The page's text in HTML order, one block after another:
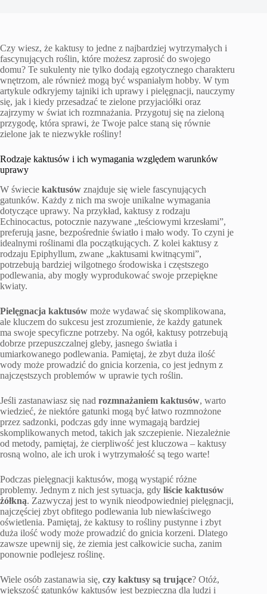
Czy wiesz, że kaktusy to jedne z najbardziej wytrzymałych i
fascynujących roślin, które możesz zaprosić do swojego
domu? Te sukulenty nie tylko dodają egzotycznego charakteru
wnętrzom, ale również mogą być wspaniałym hobby. W tym
artykule odkryjemy tajniki ich uprawy i pielęgnacji, nauczymy
się, jak i kiedy przesadzać te zielone przyjaciółki oraz
zajrzymy w świat ich rozmnażania. Przygotuj się na zieloną
przygodę, która sprawi, że Twoje palce staną się równie
zielone jak te niezwykłe rośliny!
Rodzaje kaktusów i ich wymagania względem warunków
uprawy
W świecie kaktusów znajduje się wiele fascynujących
gatunków. Każdy z nich ma swoje unikalne wymagania
dotyczące uprawy. Na przykład, kaktusy z rodzaju
Echinocactus, potocznie nazywane „teściowymi krzesłami”,
preferują jasne, bezpośrednie światło i mało wody. To czyni je
idealnymi roślinami dla początkujących. Z kolei kaktusy z
rodzaju Epiphyllum, zwane „kaktusami kwitnącymi”,
potrzebują bardziej wilgotnego środowiska i częstszego
podlewania, aby mogły wyprodukować swoje przepiękne
kwiaty.
Pielęgnacja kaktusów może wydawać się skomplikowana,
ale kluczem do sukcesu jest zrozumienie, że każdy gatunek
ma swoje specyficzne potrzeby. Na ogół, kaktusy potrzebują
dobrze przepuszczalnej gleby, jasnego światła i
umiarkowanego podlewania. Pamiętaj, że zbyt duża ilość
wody może prowadzić do gnicia korzenia, co jest jednym z
najczęstszych problemów w uprawie tych roślin.
Jeśli zastanawiasz się nad rozmnażaniem kaktusów, warto
wiedzieć, że niektóre gatunki mogą być łatwo rozmnożone
przez sadzonki, podczas gdy inne wymagają bardziej
skomplikowanych metod, takich jak szczepienie. Niezależnie
od metody, pamiętaj, że cierpliwość jest kluczowa – kaktusy
rosną wolno, ale ich urok i wytrzymałość są tego warte!
Podczas pielęgnacji kaktusów, mogą wystąpić różne
problemy. Jednym z nich jest sytuacja, gdy liście kaktusów
żółkną. Zazwyczaj jest to wynik nieodpowiedniej pielęgnacji,
najczęściej zbyt obfitego podlewania lub niewłaściwego
oświetlenia. Pamiętaj, że kaktusy to rośliny pustynne i zbyt
duża ilość wody może prowadzić do gnicia korzeni. Dlatego
zawsze upewnij się, że ziemia jest całkowicie sucha, zanim
ponownie podlejesz roślinę.
Wiele osób zastanawia się, czy kaktusy są trujące? Otóż,
większość gatunków kaktusów jest bezpieczna dla ludzi i